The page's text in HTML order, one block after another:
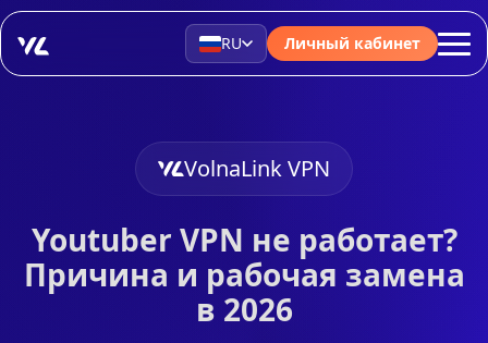
RU Личный кабинет
VolnaLink VPN
Youtuber VPN не работает?
Причина и рабочая замена
в 2026